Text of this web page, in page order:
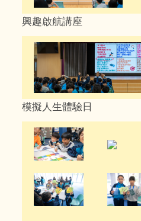
興趣啟航講座
模擬人生體驗日